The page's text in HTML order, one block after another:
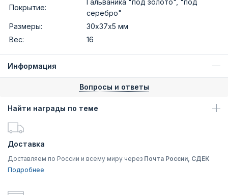
Покрытие:
серебро"
Размеры:
30х37х5 мм
Вес:
16
Информация
Вопросы и ответы
Найти награды по теме
Доставка
Доставляем по России и всему миру через Почта России, СДЕК
Подробнее